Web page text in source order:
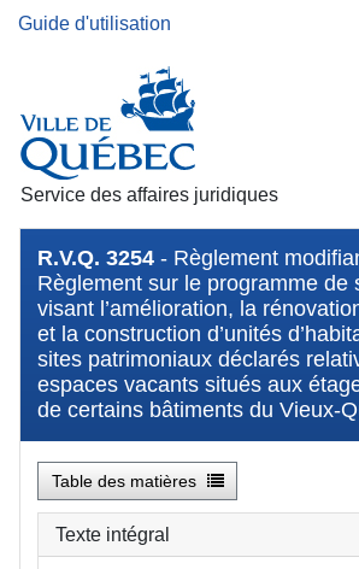
Guide d'utilisation
Service des affaires juridiques
R.V.Q. 3254 - Règlement
Règlement sur le programme de
visant l’amélioration, la
et la construction d’unités
sites patrimoniaux déclarés
espaces vacants situés aux
de certains bâtiments du Vieux-
Table des matières
Texte intégral